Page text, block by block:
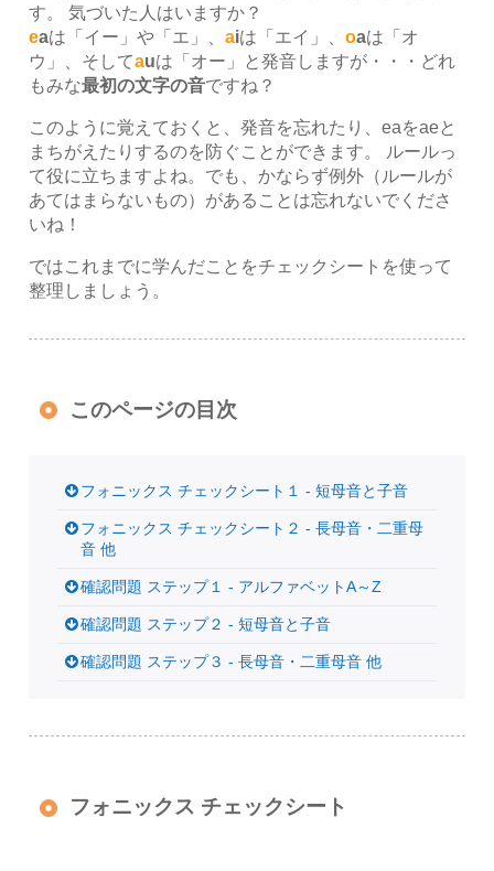
す。 気づいた人はいますか？
eaは「イー」や「エ」、aiは「エイ」、oaは「オ
ウ」、そしてauは「オー」と発音しますが・・・どれ
もみな最初の文字の音ですね？
このように覚えておくと、発音を忘れたり、eaをaeと
まちがえたりするのを防ぐことができます。 ルールっ
て役に立ちますよね。でも、かならず例外（ルールが
あてはまらないもの）があることは忘れないでくださ
いね！
ではこれまでに学んだことをチェックシートを使って
整理しましょう。
このページの目次
フォニックス チェックシート１ - 短母音と子音
フォニックス チェックシート２ - 長母音・二重母
音 他
確認問題 ステップ１ - アルファベットA～Z
確認問題 ステップ２ - 短母音と子音
確認問題 ステップ３ - 長母音・二重母音 他
フォニックス チェックシート